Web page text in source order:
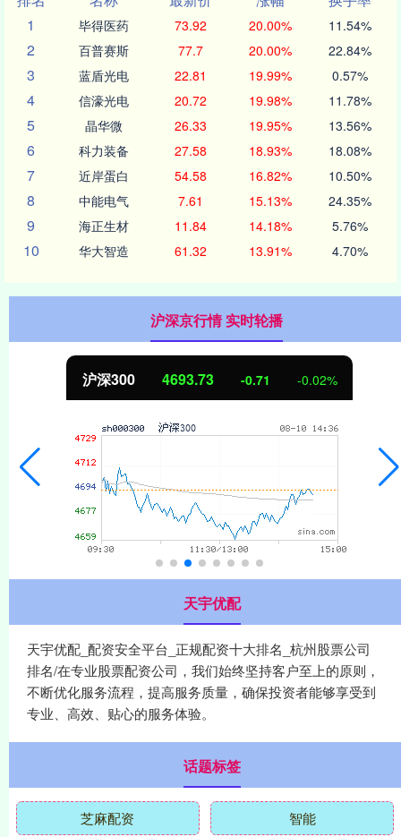
1
毕得医药 73.92 20.00% 11.54%
2 百普赛斯 77.7 20.00% 22.84%
3 蓝盾光电 22.81 19.99% 0.57%
4 信濠光电 20.72 19.98% 11.78%
5 晶华微 26.33 19.95% 13.56%
6 科力装备 27.58 18.93% 18.08%
7 近岸蛋白 54.58 16.82% 10.50%
8 中能电气 7.61 15.13% 24.35%
9 海正生材 11.84 14.18% 5.76%
10 华大智造 61.32 13.91% 4.70%
沪深京行情 实时轮播
沪深300 4693.73 -0.71 -0.02%
天宇优配
天宇优配_配资安全平台_正规配资十大排名_杭州股票公司
排名/在专业股票配资公司，我们始终坚持客户至上的原则，
不断优化服务流程，提高服务质量，确保投资者能够享受到
专业、高效、贴心的服务体验。
话题标签
芝麻配资 智能